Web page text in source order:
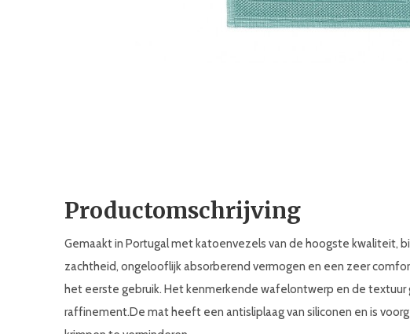
Productomschrijving
Gemaakt in Portugal met katoenvezels van de hoogste kwaliteit,
zachtheid, ongelooflijk absorberend vermogen en een zeer
het eerste gebruik. Het kenmerkende wafelontwerp en de textuur
raffinement.De mat heeft een antisliplaag van siliconen en is